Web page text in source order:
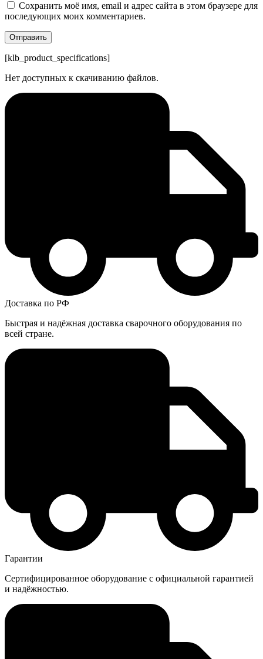
Сохранить моё имя, email и адрес сайта в этом браузере для
последующих моих комментариев.
[klb_product_specifications]
Нет доступных к скачиванию файлов.
Доставка по РФ
Быстрая и надёжная доставка сварочного оборудования по
всей стране.
Гарантии
Сертифицированное оборудование с официальной гарантией
и надёжностью.